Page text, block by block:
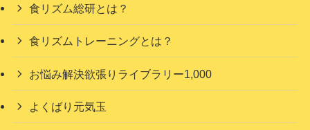
食リズム総研とは？
食リズムトレーニングとは？
お悩み解決欲張りライブラリー1,000
よくばり元気玉